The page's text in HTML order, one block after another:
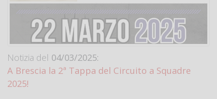
Notizia del 04/03/2025:
A Brescia la 2ª Tappa del Circuito a Squadre
2025!